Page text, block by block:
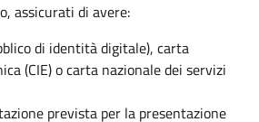
assicurati di avere:
di identità digitale), carta
(CIE) o carta nazionale dei servizi
prevista per la presentazione